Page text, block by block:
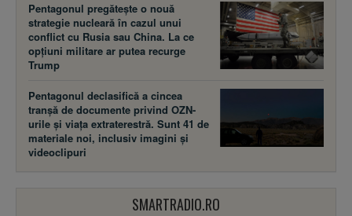
Pentagonul pregătește o nouă
strategie nucleară în cazul unui
conflict cu Rusia sau China. La ce
opțiuni militare ar putea recurge
Trump
Pentagonul declasifică a cincea
tranșă de documente privind OZN-
urile și viața extraterestră. Sunt 41 de
materiale noi, inclusiv imagini și
videoclipuri
SMARTRADIO.RO